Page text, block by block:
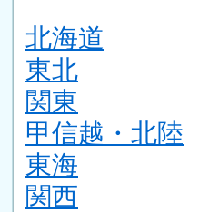
北海道
東北
関東
甲信越・北陸
東海
関西